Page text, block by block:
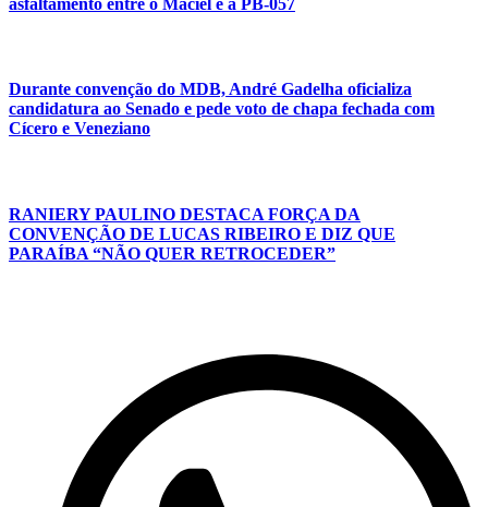
Durante convenção do MDB, André Gadelha oficializa
candidatura ao Senado e pede voto de chapa fechada com
Cícero e Veneziano
RANIERY PAULINO DESTACA FORÇA DA
CONVENÇÃO DE LUCAS RIBEIRO E DIZ QUE
PARAÍBA “NÃO QUER RETROCEDER”